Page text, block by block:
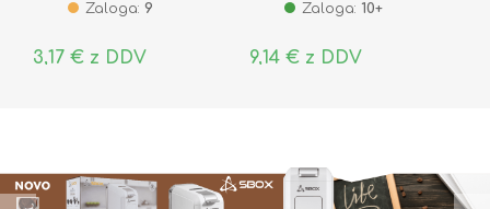
Zaloga: 9
3,17 € z DDV
Zaloga: 10+
9,14 € z DDV